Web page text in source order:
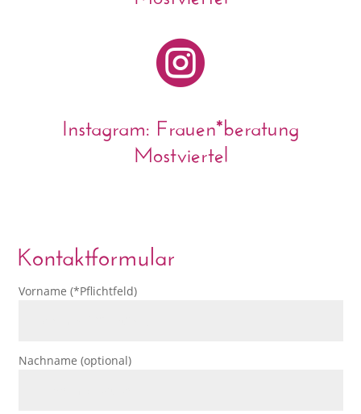

Instagram: Frauen*beratung
Mostviertel
Kontaktformular
Vorname (*Pflichtfeld)
Nachname (optional)